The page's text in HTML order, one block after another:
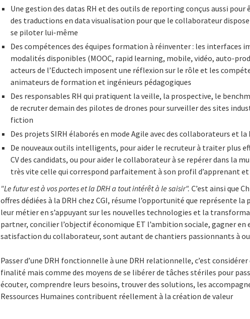
Une gestion des datas RH et des outils de reporting conçus aussi
des traductions en data visualisation pour que le collaborateur
se piloter lui-même
Des compétences des équipes formation à réinventer : les interfaces
modalités disponibles (MOOC, rapid learning, mobile, vidéo, auto-
acteurs de l’Eductech imposent une réflexion sur le rôle et les
animateurs de formation et ingénieurs pédagogiques
Des responsables RH qui pratiquent la veille, la prospective, le
de recruter demain des pilotes de drones pour surveiller des sites
fiction
Des projets SIRH élaborés en mode Agile avec des collaborateurs et la
De nouveaux outils intelligents, pour aider le recruteur à traiter plus
CV des candidats, ou pour aider le collaborateur à se repérer dans la
très vite celle qui correspond parfaitement à son profil d’apprenant et
"Le futur est à vos portes et la DRH a tout intérêt à le saisir". C’est ainsi que
offres dédiées à la DRHchez CGI, résume l’opportunité que représente
leur métier en s’appuyant sur les nouvelles technologies et la
partner, concilier l’objectif économique ET l’ambition sociale, gagner
satisfaction du collaborateur, sont autant de chantiers passionnants à
Passer d’une DRH fonctionnelle à une DRH relationnelle, c’est
finalité mais comme des moyens de se libérer de tâches stériles pour
écouter, comprendre leurs besoins, trouver des solutions, les
Ressources Humaines contribuent réellement à la création de valeur